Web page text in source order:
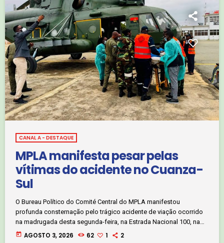
CANAL A - DESTAQUE
MPLA manifesta pesar pelas
vítimas do acidente no Cuanza-
Sul
O Bureau Político do Comité Central do MPLA manifestou
profunda consternação pelo trágico acidente de viação ocorrido
na madrugada desta segunda-feira, na Estrada Nacional 100, na
província do Cuanza-Sul, que provocou, até ao momento, 22
today AGOSTO 3, 2026 62 1 2